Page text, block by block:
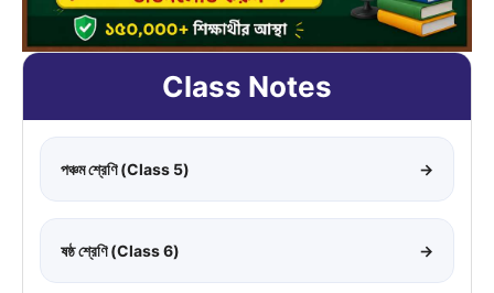
Class Notes
পঞ্চম শ্রেণি (Class 5) →
ষষ্ঠ শ্রেণি (Class 6) →